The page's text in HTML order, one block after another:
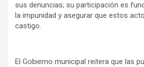
sus denuncias; su participación es
la impunidad y asegurar que estos
castigo.
El Gobierno municipal reitera que las